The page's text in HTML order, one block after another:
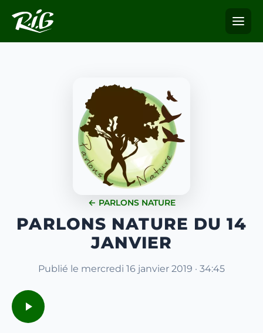
← PARLONS NATURE
PARLONS NATURE DU 14
JANVIER
Publié le mercredi 16 janvier 2019 · 34:45